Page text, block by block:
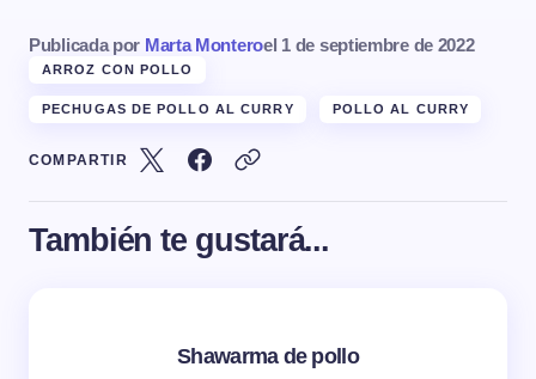
Publicada por Marta Monteroel 1 de septiembre de 2022
ARROZ CON POLLO
PECHUGAS DE POLLO AL CURRY POLLO AL CURRY
COMPARTIR
También te gustará...
Shawarma de pollo